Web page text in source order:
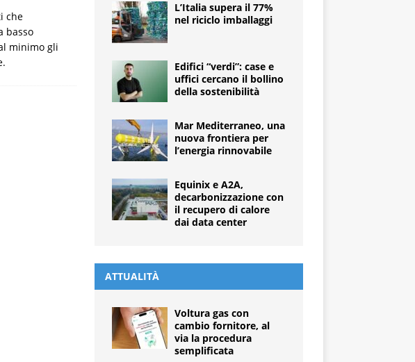
che
basso
minimo gli
L’Italia supera il 77%
nel riciclo imballaggi
Edifici “verdi”: case e
uffici cercano il bollino
della sostenibilità
Mar Mediterraneo, una
nuova frontiera per
l’energia rinnovabile
Equinix e A2A,
decarbonizzazione con
il recupero di calore
dai data center
ATTUALITÀ
Voltura gas con
cambio fornitore, al
via la procedura
semplificata